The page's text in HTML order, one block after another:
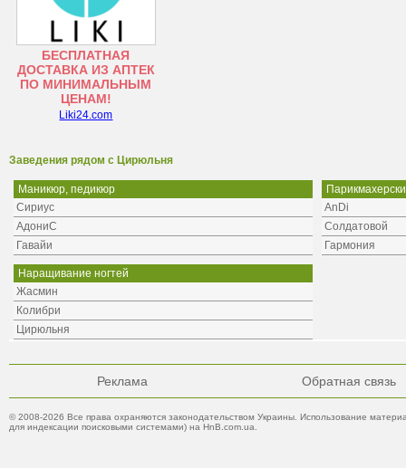
БЕСПЛАТНАЯ
ДОСТАВКА ИЗ АПТЕК
ПО МИНИМАЛЬНЫМ
ЦЕНАМ!
Liki24.com
Заведения рядом с Цирюльня
Маникюр, педикюр
Сириус
АдониС
Гавайи
AnDi
Солдатовой
Гармония
Наращивание ногтей
Жасмин
Колибри
Цирюльня
Реклама Обратная связь
© 2008-2026 Все права охраняются законодательством Украины. Использование
для индексации поисковыми системами) на HnB.com.ua.